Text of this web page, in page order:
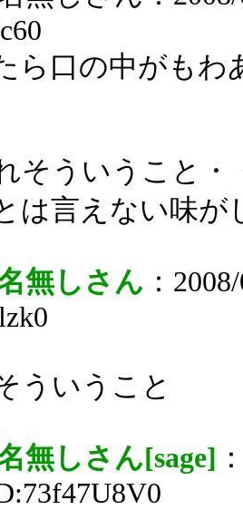
ら口の中がもわ
そういうこと・
は言えない味が
無しさん ：
ういうこと
無しさん[sage]